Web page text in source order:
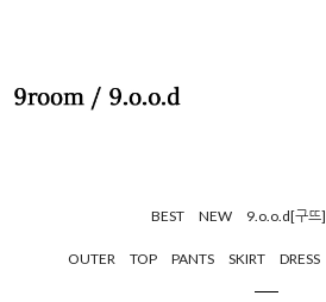
BEST NEW 9.o.o.d[구뜨]
OUTER TOP PANTS SKIRT DRESS